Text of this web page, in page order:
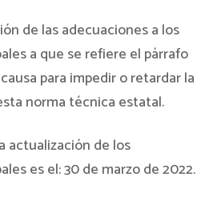
de las adecuaciones a los
a que se refiere el párrafo
para impedir o retardar la
norma técnica estatal.
actualización de los
es el: 30 de marzo de 2022.